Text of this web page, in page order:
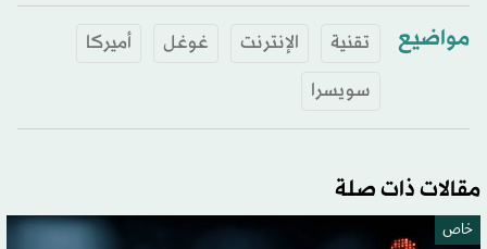
مواضيع تقنية الإنترنت غوغل
أميركا
سويسرا
مقالات ذات صلة
خاص